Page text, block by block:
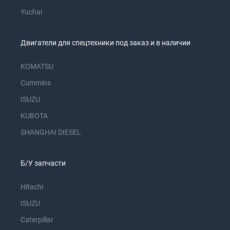
Yuchai
Двигатели для спецтехники под заказ и в наличии
KOMATSU
Cummins
ISUZU
KUBOTA
SHANGHAI DIESEL
Б/У запчасти
Hitachi
ISUZU
Caterpillar